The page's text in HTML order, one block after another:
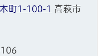
町1-100-1 高萩市